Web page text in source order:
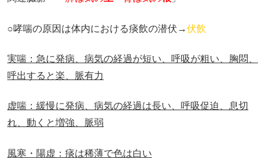
○哮喘の原因は体内における痰飲の潜伏→伏飲
実喘：急に発病、病気の経過が短い、呼吸が粗い、胸悶、
呼出すると楽、脈有力
虚喘：緩慢に発病、病気の経過は長い、呼吸促迫、息切
れ、動くと増強、脈弱
風寒・陽虚：痰は稀薄で色は白い